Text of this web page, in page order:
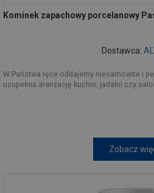
Kominek zapachowy porcelanowy
Dostawca:
W Państwa ręce oddajemy niesamowite i
uzupełnia aranżację kuchni, jadalni czy
Zobacz